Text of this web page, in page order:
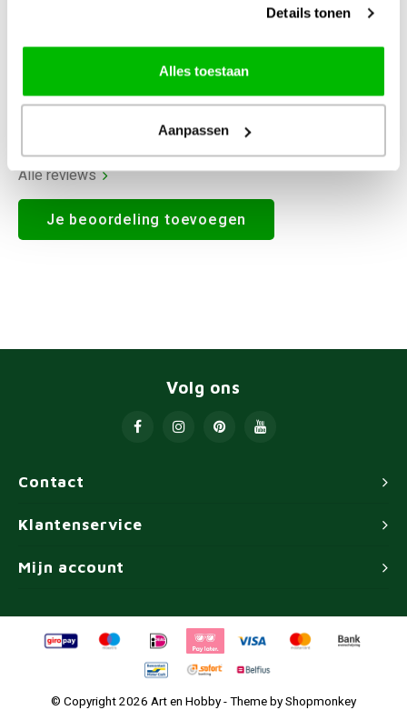
Details tonen
Alles toestaan
Aanpassen
Alle reviews
Je beoordeling toevoegen
Contact
Volg ons
Klantenservice
Mijn account
© Copyright 2026 Art en Hobby - Theme byShopmonkey